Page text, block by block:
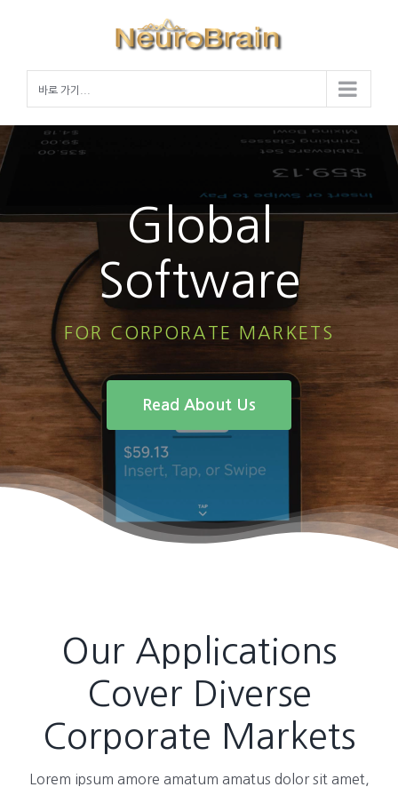
바로 가기...
Global
Software
FOR CORPORATE MARKETS
Read About Us
Our Applications
Cover Diverse
Corporate Markets
Lorem ipsum amore amatum amatus dolor sit amet,